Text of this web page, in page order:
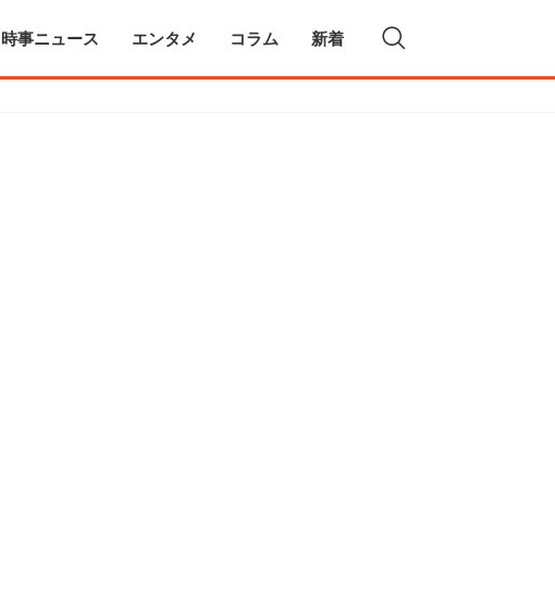
時事ニュース エンタメ コラム 新着